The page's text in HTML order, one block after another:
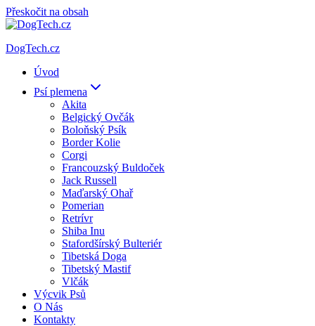
Přeskočit na obsah
DogTech.cz
Úvod
Psí plemena
Akita
Belgický Ovčák
Boloňský Psík
Border Kolie
Corgi
Francouzský Buldoček
Jack Russell
Maďarský Ohař
Pomerian
Retrívr
Shiba Inu
Stafordšírský Bulteriér
Tibetská Doga
Tibetský Mastif
Vlčák
Výcvik Psů
O Nás
Kontakty